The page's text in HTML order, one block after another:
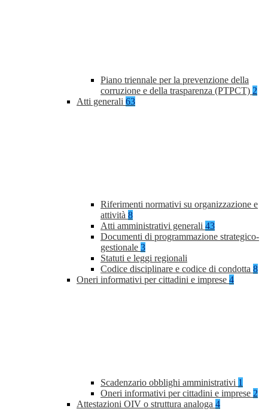
Piano triennale per la prevenzione della
corruzione e della trasparenza (PTPCT) 2
Atti generali 63
Riferimenti normativi su organizzazione e
attività 8
Atti amministrativi generali 43
Documenti di programmazione strategico-
gestionale 3
Statuti e leggi regionali
Codice disciplinare e codice di condotta 8
Oneri informativi per cittadini e imprese 4
Scadenzario obblighi amministrativi 1
Oneri informativi per cittadini e imprese 2
Attestazioni OIV o struttura analoga 4